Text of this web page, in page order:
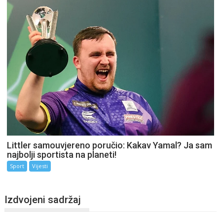
Littler samouvjereno poručio: Kakav Yamal? Ja sam
najbolji sportista na planeti!
Sport Vijesti
Izdvojeni sadržaj